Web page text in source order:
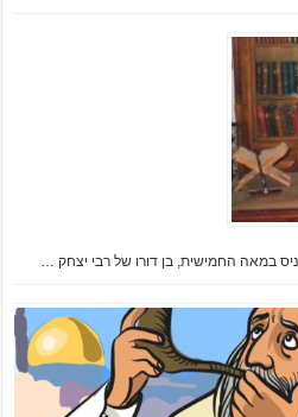
במאה החמישית, בן דורו של רבי יצחק …